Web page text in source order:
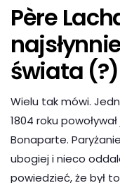
Père
świata (?)
Wielu tak mówi.
1804 roku
Bonaparte.
ubogiej i nieco
powiedzieć, że był